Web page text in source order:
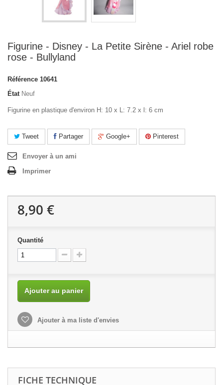
Figurine - Disney - La Petite Sirène - Ariel robe
rose - Bullyland
Référence 10641
État Neuf
Figurine en plastique d'environ H: 10 x L: 7.2 x l: 6 cm
Tweet Partager Google+ Pinterest
Envoyer à un ami
Imprimer
8,90 €
Quantité
Ajouter au panier
Ajouter à ma liste d'envies
FICHE TECHNIQUE